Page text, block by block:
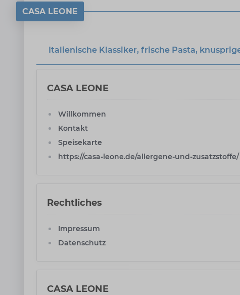
CASA LEONE
Italienische Klassiker, frische Pasta,
CASA LEONE
Willkommen
Kontakt
Speisekarte
https://casa-leone.de/allergene-und-zusatzstoffe/
Rechtliches
Impressum
Datenschutz
CASA LEONE